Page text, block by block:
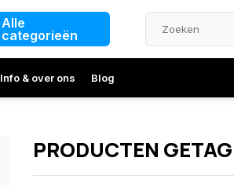
Alle
categorieën
Info & over ons Blog
PRODUCTEN